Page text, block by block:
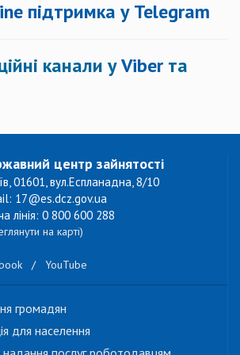
підтримка у Telegram
канали уViber та
центр зайнятості
01601, вул.Еспланадна, 8/10
17@es.dcz.gov.ua
лінія: 0 800 600 288
на карті)
/ YouTube
громадян
для населення